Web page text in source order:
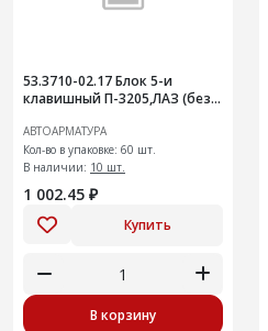
53.3710-02.17 Блок 5-и
клавишный П-3205,ЛАЗ (без
АВТОАРМАТУРА
Кол-во в упаковке: 60 шт.
В наличии: 10 шт.
1 002.45 ₽
Купить
В корзину